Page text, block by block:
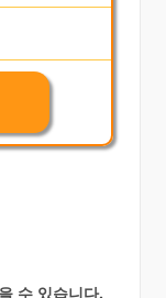
수 있습니다.